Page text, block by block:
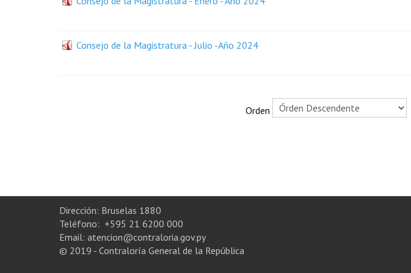
Consejo de la Magistratura - Julio -Año 2024
Orden
Dirección: Bruselas 1880
Teléfono: +595 21 6200 000
Email: atencion@contraloria.gov.py
© 2019 - Contraloría General de la República